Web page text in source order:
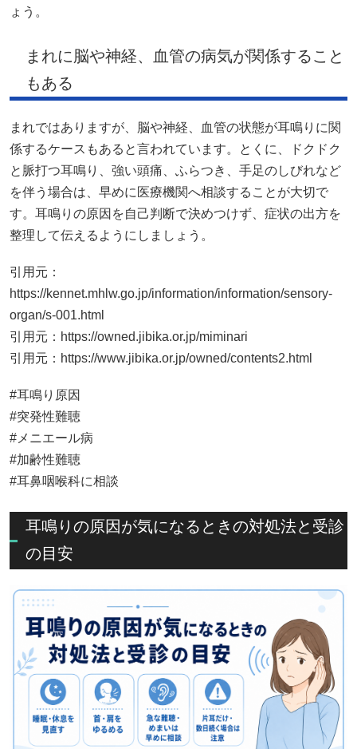
ょう。
まれに脳や神経、血管の病気が関係すること
もある
まれではありますが、脳や神経、血管の状態が耳鳴りに関
係するケースもあると言われています。とくに、ドクドク
と脈打つ耳鳴り、強い頭痛、ふらつき、手足のしびれなど
を伴う場合は、早めに医療機関へ相談することが大切で
す。耳鳴りの原因を自己判断で決めつけず、症状の出方を
整理して伝えるようにしましょう。
引用元：
https://kennet.mhlw.go.jp/information/information/sensory-
organ/s-001.html
引用元： https://owned.jibika.or.jp/miminari
引用元： https://www.jibika.or.jp/owned/contents2.html
#耳鳴り原因
#突発性難聴
#メニエール病
#加齢性難聴
#耳鼻咽喉科に相談
耳鳴りの原因が気になるときの対処法と受診
の目安